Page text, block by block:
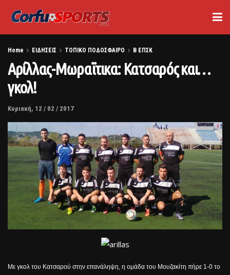
Home ΕΙΔΗΣΕΙΣ ΤΟΠΙΚΟ ΠΟΔΟΣΦΑΙΡΟ Β ΕΠΣΚ
Αρίλλας-Μωραϊτικα: Κατσαρός και…
γκολ!
Κυριακή, 12 / 02 / 2017
Με γκολ του Κατσαρού στην επανάληψη, η ομάδα του Μουζακίτη πήρε 1-0 το